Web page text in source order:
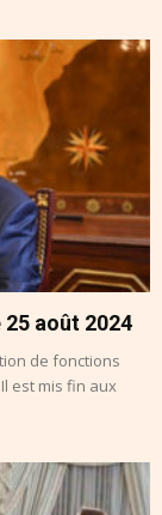
août 2024
de fonctions
est mis fin aux